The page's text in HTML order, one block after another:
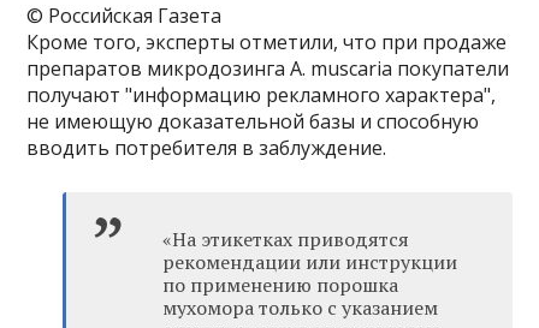
© Российская Газета
Кроме того, эксперты отметили, что при продаже
препаратов микродозинга A. muscaria покупатели
получают "информацию рекламного характера",
не имеющую доказательной базы и способную
вводить потребителя в заблуждение.
«На этикетках приводятся
рекомендации или инструкции
по применению порошка
мухомора только с указанием